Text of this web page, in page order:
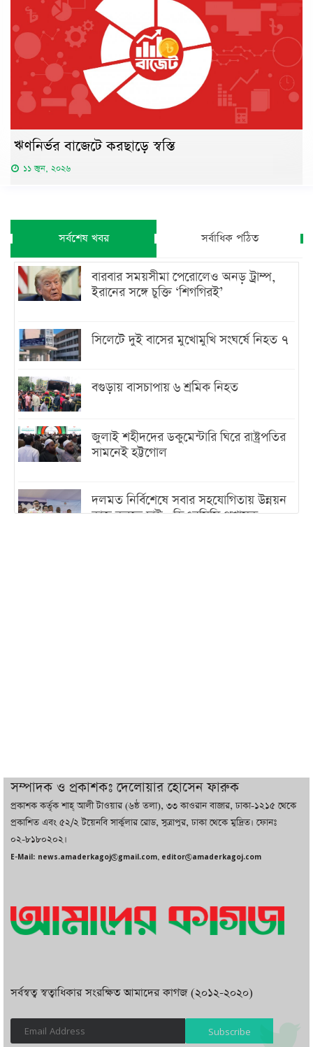
ঋণনির্ভর বাজেটে করছাড়ে স্বস্তি
১১ জুন, ২০২৬
সর্বশেষ খবর সর্বাধিক পঠিত
বারবার সময়সীমা পেরোলেও অনড় ট্রাম্প,
ইরানের সঙ্গে চুক্তি ‘শিগগিরই’
সিলেটে দুই বাসের মুখোমুখি সংঘর্ষে নিহত ৭
বগুড়ায় বাসচাপায় ৬ শ্রমিক নিহত
জুলাই শহীদদের ডকুমেন্টারি ঘিরে রাষ্ট্রপতির
সামনেই হট্টগোল
দলমত নির্বিশেষে সবার সহযোগিতায় উন্নয়ন
কাজ করতে চাই : ডিএনসিসি প্রশাসক
বাজারে কাঁচা মরিচে ‘আগুন’, ‘এত দাম তো
আগে দেখিনি’
সম্পাদক ও প্রকাশকঃ দেলোয়ার হোসেন ফারুক
প্রকাশক কর্তৃক শাহ্ আলী টাওয়ার (৬ষ্ঠ তলা), ৩৩ কাওরান বাজার, ঢাকা-১২১৫ থেকে
প্রকাশিত এবং ৫২/২ টয়েনবি সার্কুলার রোড, সুত্রাপুর, ঢাকা থেকে মুদ্রিত। ফোনঃ
০২-৮১৮০২০২।
E-Mail: news.amaderkagoj@gmail.com, editor@amaderkagoj.com
সর্বস্বত্ব স্বত্বাধিকার সংরক্ষিত আমাদের কাগজ (২০১২-২০২০)